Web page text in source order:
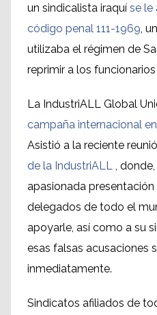
un sindicalista iraquí se le
código penal 111-1969,
utilizaba el régimen de
reprimir a los
La IndustriALL Global
campaña internacional
Asistió a la reciente
de la IndustriALL ,
apasionada
delegados de todo el
apoyarle, así como a su
esas falsas acusaciones
inmediatamente.
Sindicatos afiliados de